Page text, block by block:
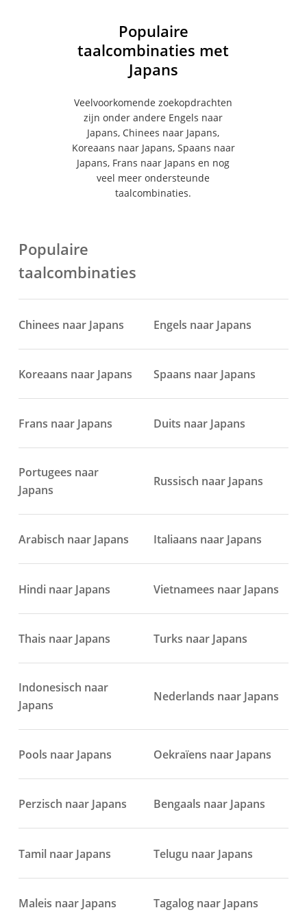
Populaire
taalcombinaties met
Japans
Veelvoorkomende zoekopdrachten
zijn onder andere Engels naar
Japans, Chinees naar Japans,
Koreaans naar Japans, Spaans naar
Japans, Frans naar Japans en nog
veel meer ondersteunde
taalcombinaties.
Populaire
taalcombinaties
Chinees naar Japans Engels naar Japans
Koreaans naar Japans Spaans naar Japans
Frans naar Japans Duits naar Japans
Portugees naar
Japans
Russisch naar Japans
Arabisch naar Japans Italiaans naar Japans
Hindi naar Japans Vietnamees naar Japans
Thais naar Japans Turks naar Japans
Indonesisch naar
Japans
Nederlands naar Japans
Pools naar Japans Oekraïens naar Japans
Perzisch naar Japans Bengaals naar Japans
Tamil naar Japans Telugu naar Japans
Maleis naar Japans Tagalog naar Japans